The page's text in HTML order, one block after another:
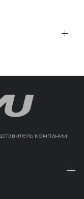
компании